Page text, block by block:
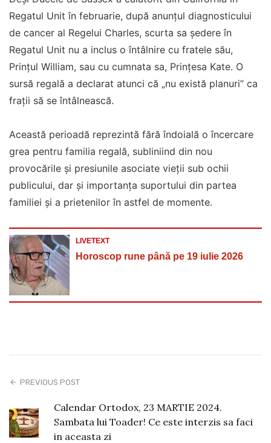
Regatul Unit în februarie, după anunțul diagnosticului
de cancer al Regelui Charles, scurta sa ședere în
Regatul Unit nu a inclus o întâlnire cu fratele său,
Prințul William, sau cu cumnata sa, Prințesa Kate. O
sursă regală a declarat atunci că „nu există planuri” ca
frații să se întâlnească.
Această perioadă reprezintă fără îndoială o încercare
grea pentru familia regală, subliniind din nou
provocările și presiunile asociate vieții sub ochii
publicului, dar și importanța suportului din partea
familiei și a prietenilor în astfel de momente.
LIVETEXT
Horoscop rune până pe 19 iulie 2026
PREVIOUS POST
Calendar Ortodox, 23 MARTIE 2024.
Sambata lui Toader! Ce este interzis sa faci
in aceasta zi